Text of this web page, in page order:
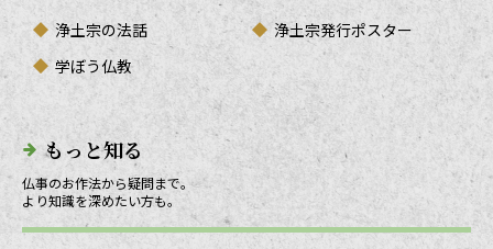
浄土宗の法話
浄土宗発行ポスター
学ぼう仏教
もっと知る
仏事のお作法から疑問まで。
より知識を深めたい方も。